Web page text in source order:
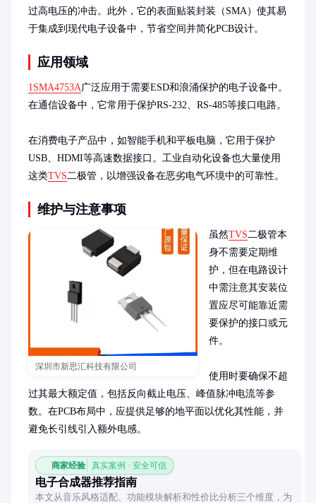
过高电压的冲击。此外，它的表面贴装封装（SMA）使其易
于集成到现代电子设备中，节省空间并简化PCB设计。
应用领域
1SMA4753A广泛应用于需要ESD和浪涌保护的电子设备中。
在通信设备中，它常用于保护RS-232、RS-485等接口电路。
在消费电子产品中，如智能手机和平板电脑，它用于保护
USB、HDMI等高速数据接口。工业自动化设备也大量使用
这类TVS二极管，以增强设备在恶劣电气环境中的可靠性。
维护与注意事项
深圳市新思汇科技有限公司
虽然TVS二极管本
身不需要定期维
护，但在电路设计
中需注意其安装位
置应尽可能靠近需
要保护的接口或元
件。
使用时要确保不超
过其最大额定值，包括反向截止电压、峰值脉冲电流等参
数。在PCB布局中，应提供足够的地平面以优化其性能，并
避免长引线引入额外电感。
商家经验 真实案例 · 安全可信
电子合成器推荐指南
本文从音乐风格适配、功能模块解析和性价比分析三个维度，为